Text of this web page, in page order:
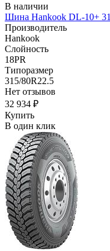
В наличии
Шина Hankook DL-10+
Производитель
Hankook
Слойность
18PR
Типоразмер
315/80R22.5
Нет отзывов
32 934 ₽
Купить
В один клик